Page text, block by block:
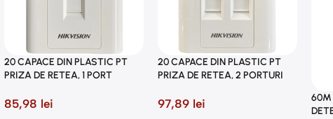
20 CAPACE DIN PLASTIC PT
PRIZA DE RETEA, 1 PORT
85,98 lei
20 CAPACE DIN PLASTIC PT
PRIZA DE RETEA, 2 PORTURI
97,89 lei
60M